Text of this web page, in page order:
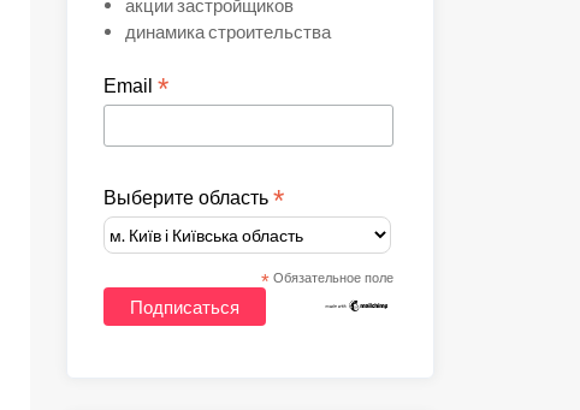
акции застройщиков
динамика строительства
Email*
Выберите область*
* Обязательное поле